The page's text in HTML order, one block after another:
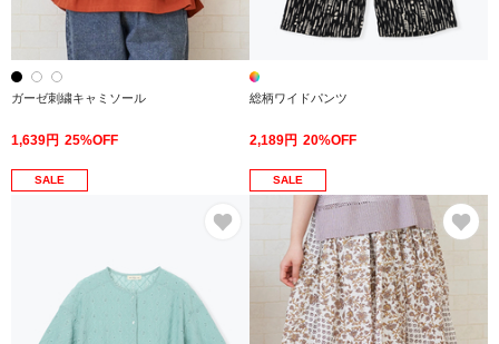
ガーゼ刺繍キャミソール
1,639円 25%OFF
総柄ワイドパンツ
2,189円 20%OFF
SALE SALE